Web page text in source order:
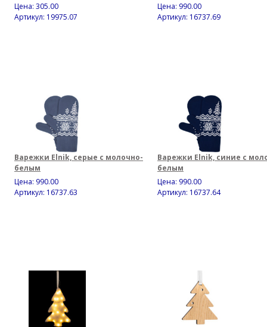
Цена: 305.00
Артикул: 19975.07
Цена: 990.00
Артикул: 16737.69
Варежки Elnik, серые с молочно-
белым
Цена: 990.00
Артикул: 16737.63
Варежки Elnik, синие с
белым
Цена: 990.00
Артикул: 16737.64